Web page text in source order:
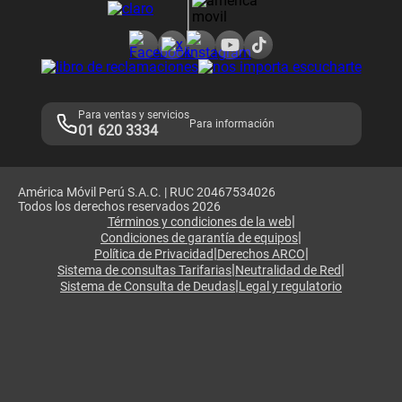
Adquirientes iPhone 6, 6S y SE
Mensaje de Seguridad
Términos y Condiciones de Tienda Claro
Libro de Reclamaciones
Para ventas y servicios
01 620 3334 Para información
América Móvil Perú S.A.C. | RUC 20467534026
Todos los derechos reservados 2026
Términos y condiciones de la web|
Condiciones de garantía de equipos|
Política de Privacidad|Derechos ARCO|
Sistema de consultas Tarifarias|Neutralidad de Red|
Sistema de Consulta de Deudas|Legal y regulatorio